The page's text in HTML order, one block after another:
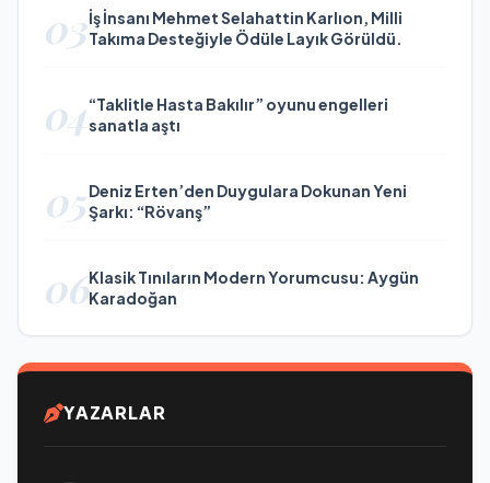
03İş İnsanı Mehmet Selahattin Karlıon, Milli
Takıma Desteğiyle Ödüle Layık Görüldü.
04“Taklitle Hasta Bakılır” oyunu engelleri
sanatla aştı
05Deniz Erten’den Duygulara Dokunan Yeni
Şarkı: “Rövanş”
06Klasik Tınıların Modern Yorumcusu: Aygün
Karadoğan
YAZARLAR